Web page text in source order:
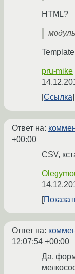
HTML?
модуль
pru-mike
Ссылка
Ответ на:
+00:00
CSV,
Ответ на:
12:07:54 +00:00
Да,